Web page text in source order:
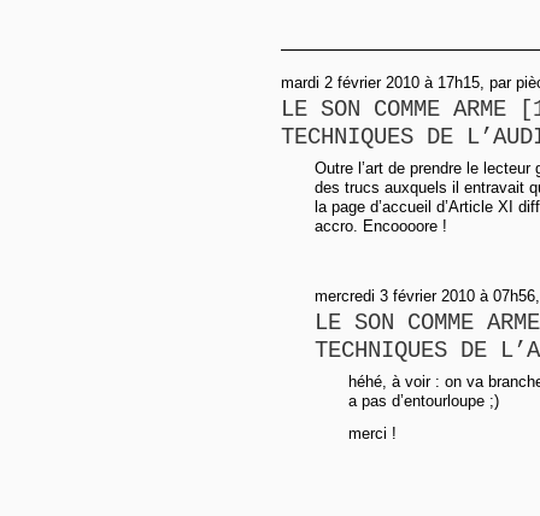
mardi 2 février 2010 à 17h15, par
LE SON COMME
TECHNIQUES DE
Outre l’art de prendre le
des trucs auxquels il entravait
la page d’accueil d’Article XI
accro. Encoooore !
mercredi 3 février 2010 à
LE SON COMME
TECHNIQUES DE
héhé, à voir : on va
a pas d’entourloupe ;)
merci !